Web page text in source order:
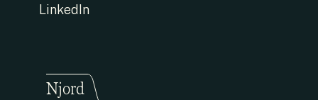
LinkedIn
Njord